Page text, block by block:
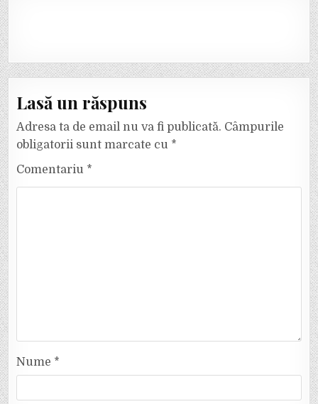
Lasă un răspuns
Adresa ta de email nu va fi publicată. Câmpurile
obligatorii sunt marcate cu *
Comentariu *
Nume *